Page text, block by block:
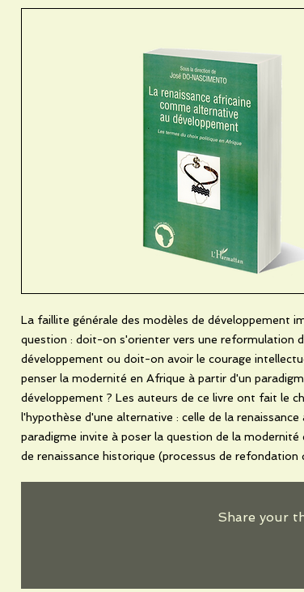
La faillite générale des modèles de développement
question : doit-on s'orienter vers une reformulation
développement ou doit-on avoir le courage
penser la modernité en Afrique à partir d'un
développement ? Les auteurs de ce livre ont fait le
l'hypothèse d'une alternative : celle de la renaissance
paradigme invite à poser la question de la
de renaissance historique (processus de refondation
Share your